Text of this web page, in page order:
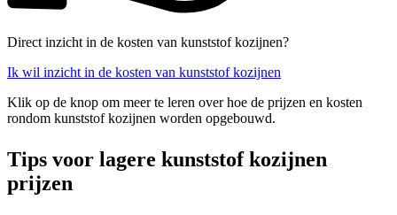
Direct inzicht in de kosten van kunststof kozijnen?
Ik wil inzicht in de kosten van kunststof kozijnen
Klik op de knop om meer te leren over hoe de prijzen en kosten
rondom kunststof kozijnen worden opgebouwd.
Tips voor lagere kunststof kozijnen
prijzen